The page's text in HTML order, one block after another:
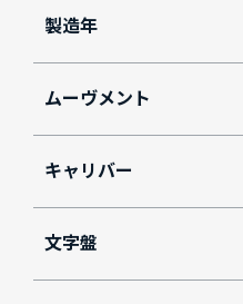
製造年
ムーヴメント
キャリバー
文字盤